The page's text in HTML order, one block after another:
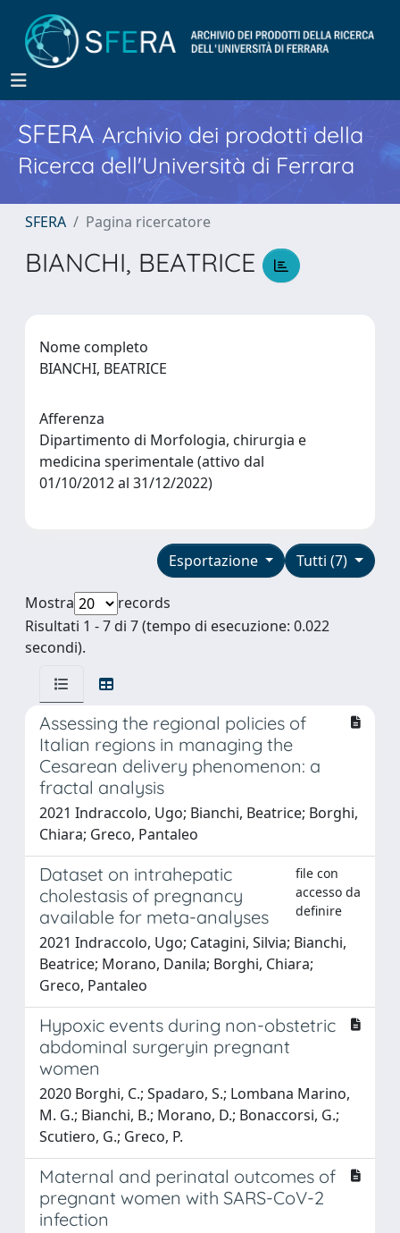
SFERA Archivio dei prodotti della
Ricerca dell'Università di Ferrara
SFERA Pagina ricercatore
BIANCHI, BEATRICE
Nome completo
BIANCHI, BEATRICE
Afferenza
Dipartimento di Morfologia, chirurgia e
medicina sperimentale (attivo dal
01/10/2012 al 31/12/2022)
Tutti (7)
Esportazione
Mostra
records
Risultati 1 - 7 di 7 (tempo di esecuzione: 0.022
secondi).
Assessing the regional policies of
Italian regions in managing the
Cesarean delivery phenomenon: a
fractal analysis
2021 Indraccolo, Ugo; Bianchi, Beatrice; Borghi,
Chiara; Greco, Pantaleo
Dataset on intrahepatic
cholestasis of pregnancy
available for meta-analyses
file con
accesso da
definire
2021 Indraccolo, Ugo; Catagini, Silvia; Bianchi,
Beatrice; Morano, Danila; Borghi, Chiara;
Greco, Pantaleo
Hypoxic events during non-obstetric
abdominal surgeryin pregnant
women
2020 Borghi, C.; Spadaro, S.; Lombana Marino,
M. G.; Bianchi, B.; Morano, D.; Bonaccorsi, G.;
Scutiero, G.; Greco, P.
Maternal and perinatal outcomes of
pregnant women with SARS-CoV-2
infection